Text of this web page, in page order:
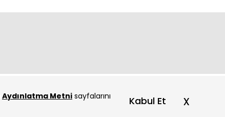
Aydınlatma Metni sayfalarını
Kabul Et x